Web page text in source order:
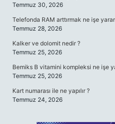
Temmuz 30, 2026
Telefonda RAM arttırmak ne işe
Temmuz 28, 2026
Kalker ve dolomit nedir ?
Temmuz 25, 2026
Bemiks B vitamini kompleksi ne işe
Temmuz 25, 2026
Kart numarası ile ne yapılır ?
Temmuz 24, 2026